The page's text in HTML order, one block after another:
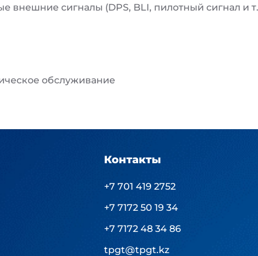
внешние сигналы (DPS, BLI, пилотный сигнал и
обслуживание
Контакты
+7 701 419 2752
+7 7172 50 19 34
+7 7172 48 34 86
tpgt@tpgt.kz